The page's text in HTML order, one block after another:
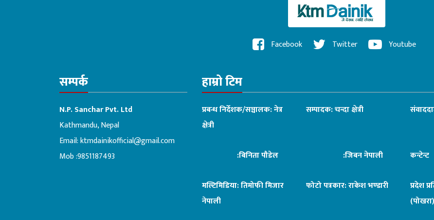
Facebook Twitter Youtube
सम्पर्क
N.P. Sanchar Pvt. Ltd
Kathmandu, Nepal
Email:ktmdainikofficial@gmail.com
Mob :9851187493
हाम्रो टिम
प्रबन्ध निर्देशक/सञ्चालक: नेत्र
क्षेत्री
सम्पादक: चन्दा क्षेत्री
:बिनिता पौडेल :जिबन नेपाली
मल्टिमिडिया: तिमोफी मिजार
नेपाली
फोटो पत्रकार: राकेश भण्डारी
प्रदेश
(पोखरा)